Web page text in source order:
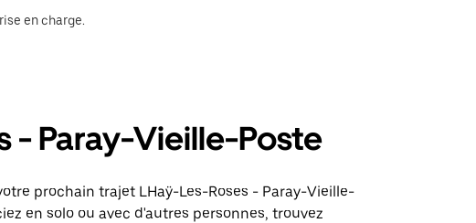
en charge.
- Paray-Vieille-Poste
prochain trajet LHaÿ-Les-Roses - Paray-Vieille-
en solo ou avec d'autres personnes, trouvez